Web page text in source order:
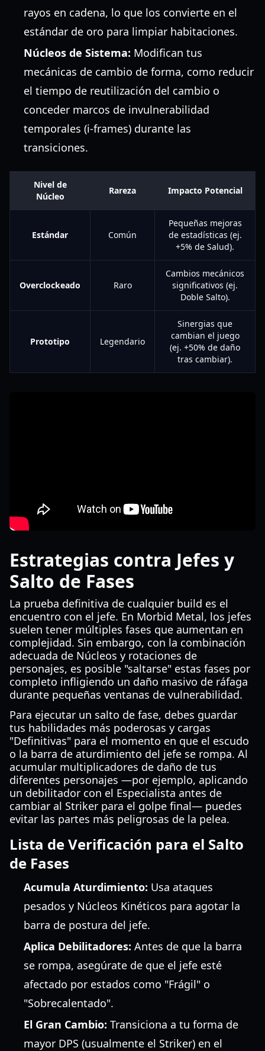
rayos en cadena, lo que los convierte en el
estándar de oro para limpiar habitaciones.
Núcleos de Sistema: Modifican tus
mecánicas de cambio de forma, como reducir
el tiempo de reutilización del cambio o
conceder marcos de invulnerabilidad
temporales (i-frames) durante las
transiciones.
Nivel de
Núcleo
Rareza Impacto Potencial
Estándar Común
Pequeñas mejoras
de estadísticas (ej.
+5% de Salud).
Overclockeado Raro
Cambios mecánicos
significativos (ej.
Doble Salto).
Prototipo Legendario
Sinergias que
cambian el juego
(ej. +50% de daño
tras cambiar).
Estrategias contra Jefes y
Salto de Fases
La prueba definitiva de cualquier build es el
encuentro con el jefe. En Morbid Metal, los jefes
suelen tener múltiples fases que aumentan en
complejidad. Sin embargo, con la combinación
adecuada de Núcleos y rotaciones de
personajes, es posible "saltarse" estas fases por
completo infligiendo un daño masivo de ráfaga
durante pequeñas ventanas de vulnerabilidad.
Para ejecutar un salto de fase, debes guardar
tus habilidades más poderosas y cargas
"Definitivas" para el momento en que el escudo
o la barra de aturdimiento del jefe se rompa. Al
acumular multiplicadores de daño de tus
diferentes personajes —por ejemplo, aplicando
un debilitador con el Especialista antes de
cambiar al Striker para el golpe final— puedes
evitar las partes más peligrosas de la pelea.
Lista de Verificación para el Salto
de Fases
Acumula Aturdimiento: Usa ataques
pesados y Núcleos Kinéticos para agotar la
barra de postura del jefe.
Aplica Debilitadores: Antes de que la barra
se rompa, asegúrate de que el jefe esté
afectado por estados como "Frágil" o
"Sobrecalentado".
El Gran Cambio: Transiciona a tu forma de
mayor DPS (usualmente el Striker) en el